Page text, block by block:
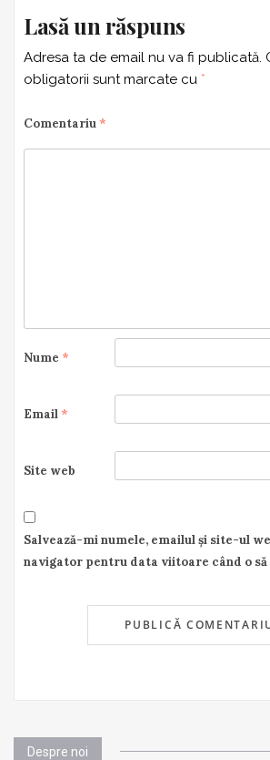
Lasă un răspuns
Adresa ta de email nu va fi publicată.
obligatorii sunt marcate cu *
Comentariu *
Nume *
Email *
Site web
Salvează-mi numele, emailul și site-ul
navigator pentru data viitoare când o să
Despre noi